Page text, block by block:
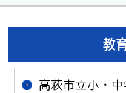
教
高萩市立小・